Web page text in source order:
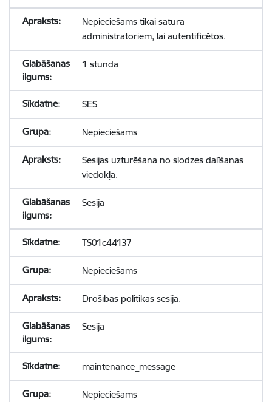
Nepieciešams tikai satura
administratoriem, lai autentificētos.
1 stunda
SES
Nepieciešams
Sesijas uzturēšana no slodzes dalīšanas
viedokļa.
Sesija
TS01c44137
Nepieciešams
Drošības politikas sesija.
Sesija
maintenance_message
Nepieciešams